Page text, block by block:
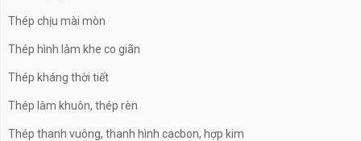
Thép chịu mài mòn
Thép hình làm khe co giãn
Thép kháng thời tiết
Thép làm khuôn, thép rèn
Thép thanh vuông, thanh hình cacbon, hợp kim